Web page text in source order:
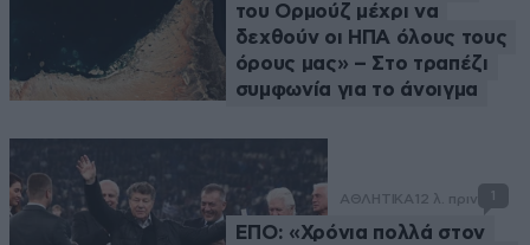
του Ορμούζ μέχρι να
δεχθούν οι ΗΠΑ όλους τους
όρους μας» – Στο τραπέζι
συμφωνία για το άνοιγμα
ΑΘΛΗΤΙΚΑ 12 λ. πριν
ΕΠΟ: «Χρόνια πολλά στον